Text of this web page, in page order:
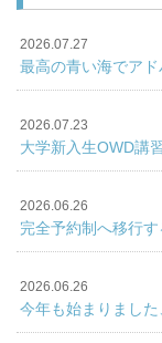
2026.07.27
最高の青い海でアド
2026.07.23
大学新入生OWD講
2026.06.26
完全予約制へ移行
2026.06.26
今年も始まりまし